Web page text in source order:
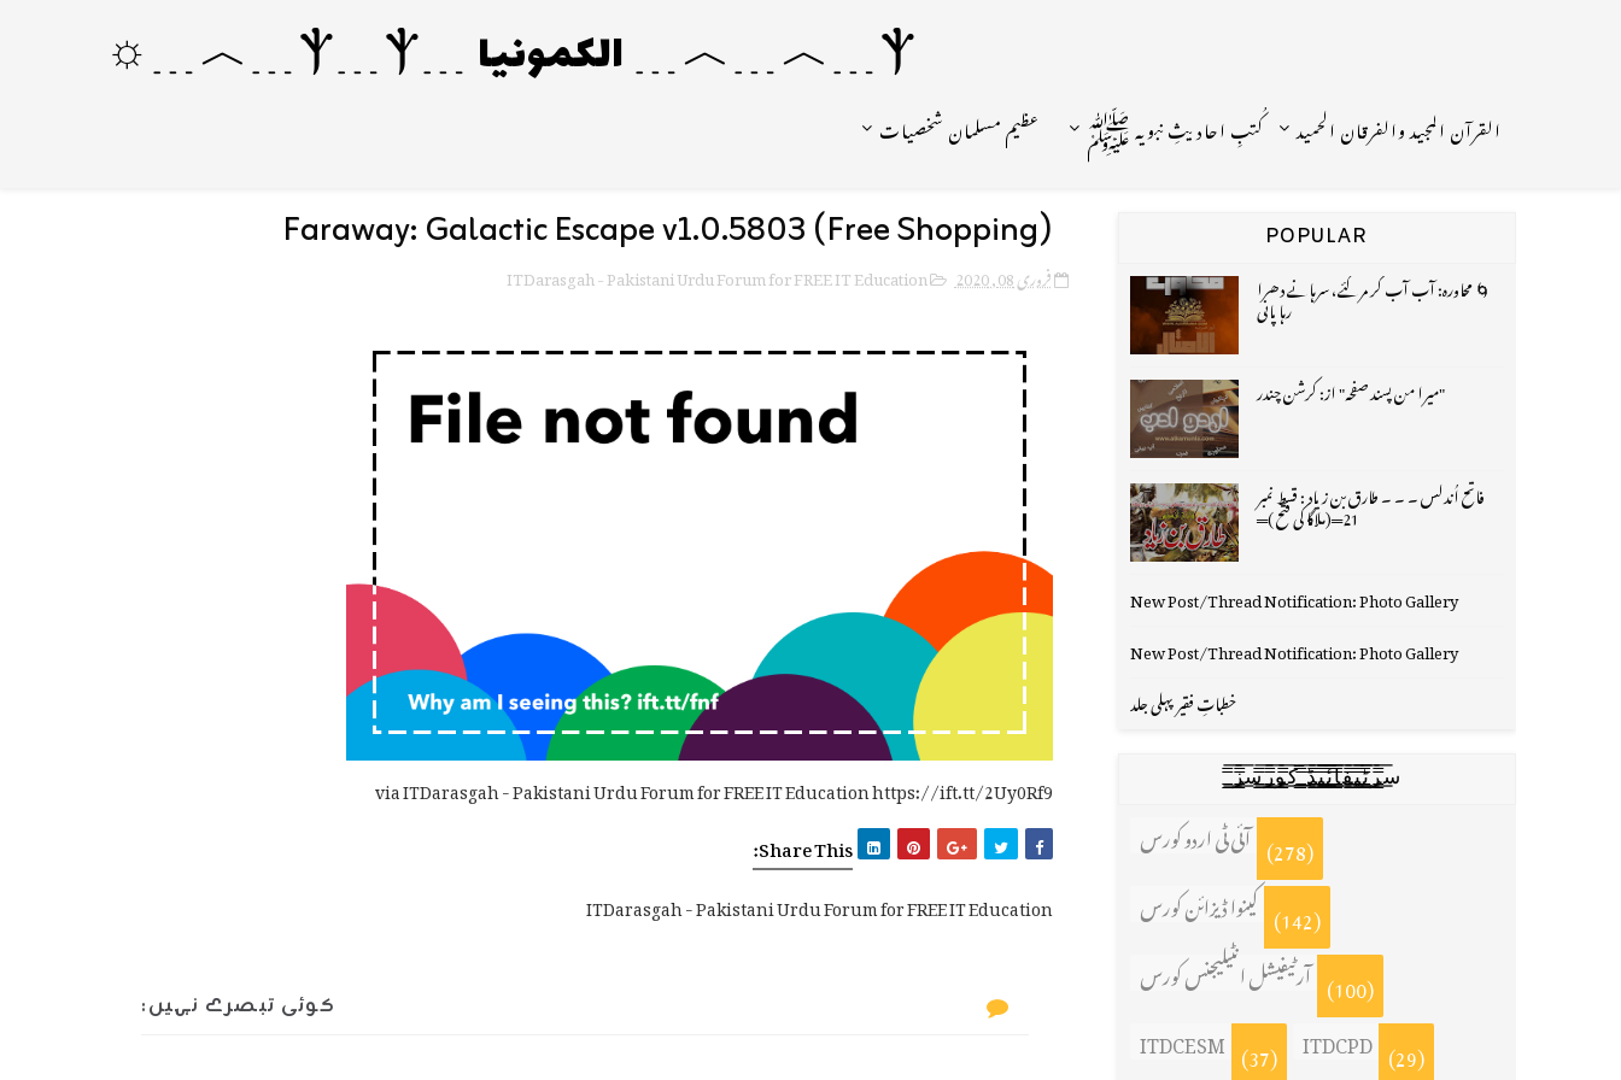
Ⲯ﹍︿﹍︿﹍ الکمونیا ﹍Ⲯ﹍Ⲯ﹍︿﹍☼
القرآن المجید والفرقان الحمید کُتبِ احادیثِ نبویہ ﷺ عظیم مسلمان شخصیات
Faraway: Galactic Escape v1.0.5803 (Free Shopping)
فروری 08, 2020 ITDarasgah - Pakistani Urdu Forum for FREE IT Education
via ITDarasgah - Pakistani Urdu Forum for FREE IT Education https://ift.tt/2Uy0Rf9
Share This:
ITDarasgah - Pakistani Urdu Forum for FREE IT Education
کوئی تبصرے نہیں:
POPULAR
🌀 محاورہ: آب آب کر مر گئے، سرہانے دھرا
رہا پانی
"میرا من پسند صفحہ" از: کرشن چندر
فاتح اُندلس ۔ ۔ ۔ طارق بن زیاد : قسط نمبر
21═(ملاگا کی فتح )═
New Post/Thread Notification: Photo Gallery
New Post/Thread Notification: Photo Gallery
خطباتِ فقیر پہلی جلد
س̳̿͟͞ر̳̿͟͞ٹ̳̿͟͞ی̳̿͟͞ف̳̿͟͞ا̳̿͟͞ي̳̳̿ٔ̿͟͟͞͞ی̳̿͟͞ڈ̳̿͟͞ ̳̿͟͞ک̳̿͟͞و̳̿͟͞ر̳̿͟͞س̳̿͟͞ز̳̿͟͞
آئی ٹی اردو کورس (278)
کینوا ڈیزائن کورس (142)
آرٹیفیشل انٹیلیجنس کورس (100)
ITDCESM (37) ITDCPD (29)